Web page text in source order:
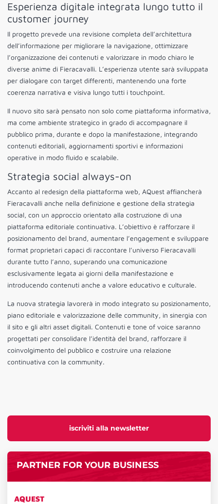
iscriviti alla newsletter
PARTNER FOR YOUR BUSINESS
AQUEST
Esperienza digitale integrata lungo tutto il
customer journey
Il progetto prevede una revisione completa dell’architettura
dell’informazione per migliorare la navigazione, ottimizzare
l’organizzazione dei contenuti e valorizzare in modo chiaro le
diverse anime di Fieracavalli. L’esperienza utente sarà sviluppata
per dialogare con target differenti, mantenendo una forte
coerenza narrativa e visiva lungo tutti i touchpoint.
Il nuovo sito sarà pensato non solo come piattaforma informativa,
ma come ambiente strategico in grado di accompagnare il
pubblico prima, durante e dopo la manifestazione, integrando
contenuti editoriali, aggiornamenti sportivi e informazioni
operative in modo fluido e scalabile.
Strategia social always-on
Accanto al redesign della piattaforma web, AQuest affiancherà
Fieracavalli anche nella definizione e gestione della strategia
social, con un approccio orientato alla costruzione di una
piattaforma editoriale continuativa. L’obiettivo è rafforzare il
posizionamento del brand, aumentare l’engagement e sviluppare
format proprietari capaci di raccontare l’universo Fieracavalli
durante tutto l’anno, superando una comunicazione
esclusivamente legata ai giorni della manifestazione e
introducendo contenuti anche a valore educativo e culturale.
La nuova strategia lavorerà in modo integrato su posizionamento,
piano editoriale e valorizzazione delle community, in sinergia con
il sito e gli altri asset digitali. Contenuti e tone of voice saranno
progettati per consolidare l’identità del brand, rafforzare il
coinvolgimento del pubblico e costruire una relazione
continuativa con la community.